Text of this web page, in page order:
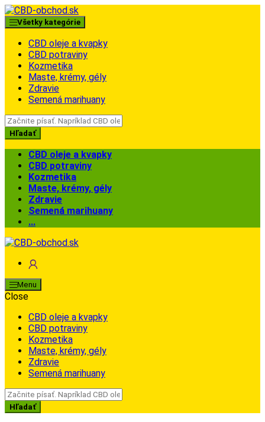
Skip
to
navigation
Skip
to
content
Všetky kategórie
CBD oleje a kvapky
CBD potraviny
Kozmetika
Maste, krémy, gély
Zdravie
Semená marihuany
Search
for:
Hľadať
CBD oleje a kvapky
CBD potraviny
Kozmetika
Maste, krémy, gély
Zdravie
Semená marihuany
...
Menu
Close
CBD oleje a kvapky
CBD potraviny
Kozmetika
Maste, krémy, gély
Zdravie
Semená marihuany
Search
for:
Hľadať